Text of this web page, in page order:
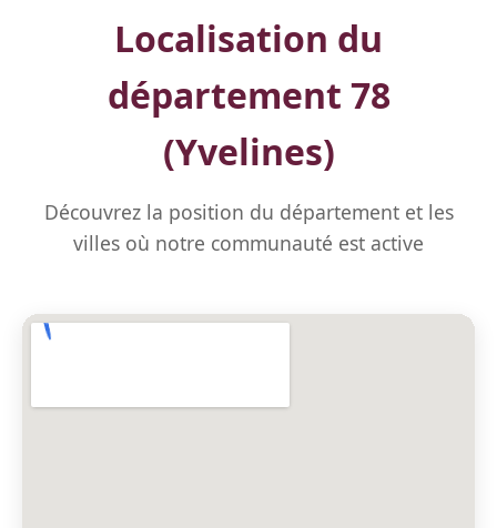
Localisation du
département 78
(Yvelines)
Découvrez la position du département et les
villes où notre communauté est active